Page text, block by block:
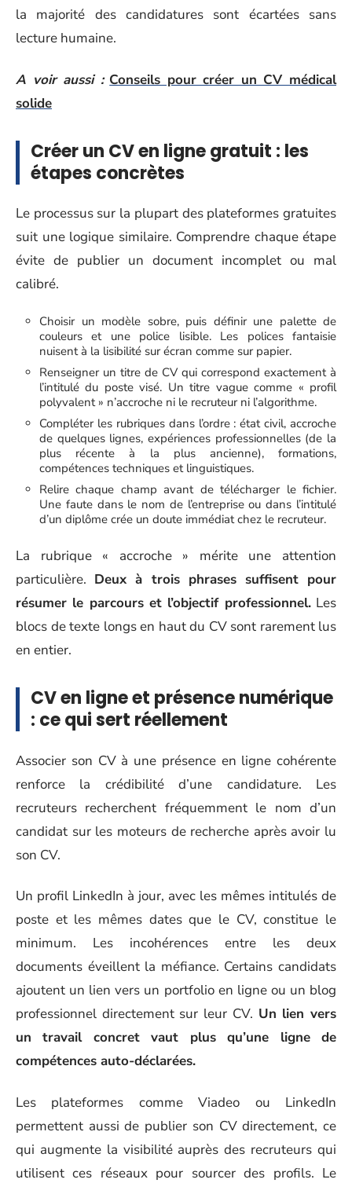
la majorité des candidatures sont écartées sans
lecture humaine.
A voir aussi : Conseils pour créer un CV médical
solide
Créer un CV en ligne gratuit : les
étapes concrètes
Le processus sur la plupart des plateformes gratuites
suit une logique similaire. Comprendre chaque étape
évite de publier un document incomplet ou mal
calibré.
Choisir un modèle sobre, puis définir une palette de
couleurs et une police lisible. Les polices fantaisie
nuisent à la lisibilité sur écran comme sur papier.
Renseigner un titre de CV qui correspond exactement à
l’intitulé du poste visé. Un titre vague comme « profil
polyvalent » n’accroche ni le recruteur ni l’algorithme.
Compléter les rubriques dans l’ordre : état civil, accroche
de quelques lignes, expériences professionnelles (de la
plus récente à la plus ancienne), formations,
compétences techniques et linguistiques.
Relire chaque champ avant de télécharger le fichier.
Une faute dans le nom de l’entreprise ou dans l’intitulé
d’un diplôme crée un doute immédiat chez le recruteur.
La rubrique « accroche » mérite une attention
particulière. Deux à trois phrases suffisent pour
résumer le parcours et l’objectif professionnel.Les
blocs de texte longs en haut du CV sont rarement lus
en entier.
CV en ligne et présence numérique
: ce qui sert réellement
Associer son CV à une présence en ligne cohérente
renforce la crédibilité d’une candidature. Les
recruteurs recherchent fréquemment le nom d’un
candidat sur les moteurs de recherche après avoir lu
son CV.
Un profil LinkedIn à jour, avec les mêmes intitulés de
poste et les mêmes dates que le CV, constitue le
minimum. Les incohérences entre les deux
documents éveillent la méfiance. Certains candidats
ajoutent un lien vers un portfolio en ligne ou un blog
professionnel directement sur leur CV. Un lien vers
un travail concret vaut plus qu’une ligne de
compétences auto-déclarées.
Les plateformes comme Viadeo ou LinkedIn
permettent aussi de publier son CV directement, ce
qui augmente la visibilité auprès des recruteurs qui
utilisent ces réseaux pour sourcer des profils. Le